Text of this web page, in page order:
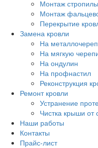
Монтаж
Монтаж
Перекрытие
Замена кровли
На
На мягкую
На ондулин
На профнастил
Реконструкция
Ремонт кровли
Устранение
Чистка крыши от
Наши работы
Контакты
Прайс-лист